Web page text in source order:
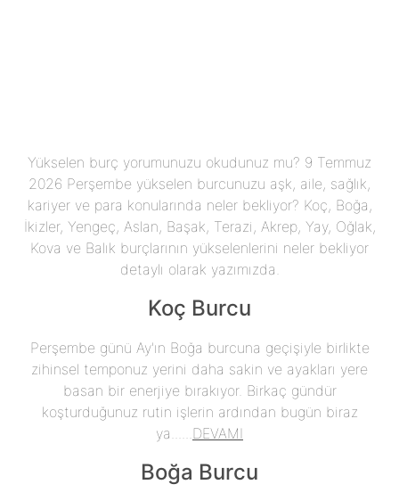
Yükselen burç yorumunuzu okudunuz mu? 9 Temmuz
2026 Perşembe yükselen burcunuzu aşk, aile, sağlık,
kariyer ve para konularında neler bekliyor? Koç, Boğa,
İkizler, Yengeç, Aslan, Başak, Terazi, Akrep, Yay, Oğlak,
Kova ve Balık burçlarının yükselenlerini neler bekliyor
detaylı olarak yazımızda.
Koç Burcu
Perşembe günü Ay'ın Boğa burcuna geçişiyle birlikte
zihinsel temponuz yerini daha sakin ve ayakları yere
basan bir enerjiye bırakıyor. Birkaç gündür
koşturduğunuz rutin işlerin ardından bugün biraz
ya...... DEVAMI
Boğa Burcu